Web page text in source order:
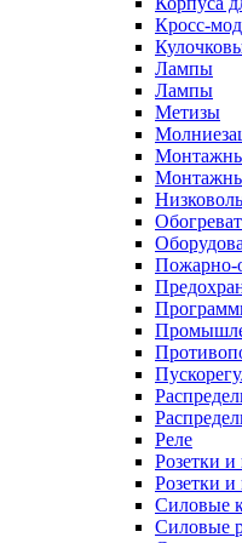
Кросс-
Лампы
Лампы
Метизы
Пожарно-
Реле
Розетки
Розетки
Силовые
Силовые